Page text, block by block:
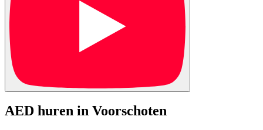
AED huren in Voorschoten